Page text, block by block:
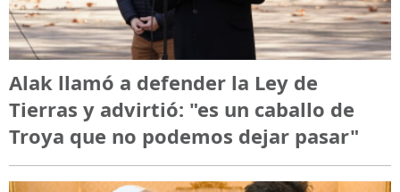
Alak llamó a defender la Ley de
Tierras y advirtió: "es un caballo de
Troya que no podemos dejar pasar"